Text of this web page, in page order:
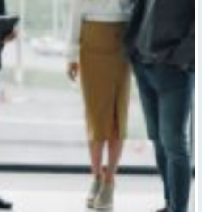
auto ar garantiju ir laba izvēle